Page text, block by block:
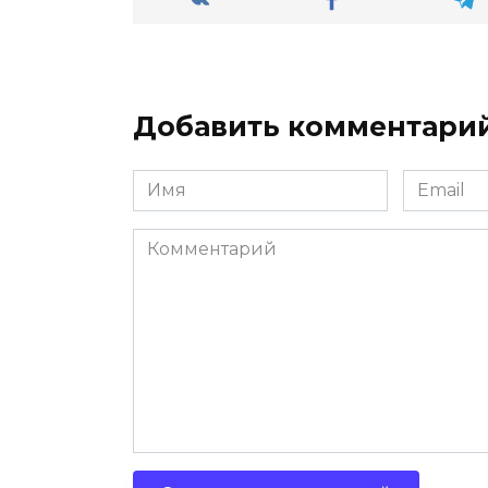
Добавить
Имя
*
Email
*
Комментарий